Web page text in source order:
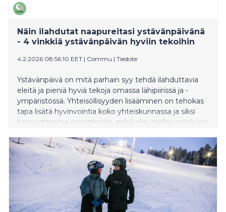
Näin ilahdutat naapureitasi ystävänpäivänä
- 4 vinkkiä ystävänpäivän hyviin tekoihin
4.2.2026 08:56:10 EET | Commu | Tiedote
Ystävänpäivä on mitä parhain syy tehdä ilahduttavia
eleitä ja pieniä hyviä tekoja omassa lähipiirissä ja -
ympäristössä. Yhteisöllisyyden lisääminen on tehokas
tapa lisätä hyvinvointia koko yhteiskunnassa ja siksi
kannustamme miettimään, mikä olisi itsellesi mieluisin
teko. Commu -sovelluksen kautta hyvien tekojen
tekeminen onnistuu ympäri Suomen, muutamalla
napin painalluksella.